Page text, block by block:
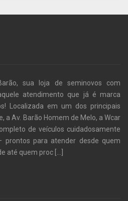
sua loja de seminovos com
atendimento que já é marca
Localizada em um dos principais
a Av. Barão Homem de Melo, a Wcar
de veículos cuidadosamente
prontos para atender desde quem
até quem proc [...]